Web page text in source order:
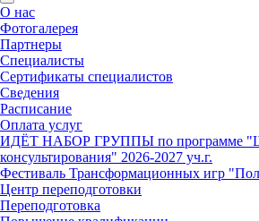
О нас
Фотогалерея
Партнеры
Специалисты
Сертификаты специалистов
Сведения
Расписание
Оплата услуг
ИДЁТ НАБОР ГРУППЫ по программе
консультирования" 2026-2027 уч.г.
Фестиваль Трансформационных игр
Центр переподготовки
Переподготовка